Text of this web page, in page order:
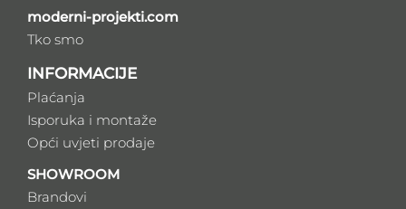
moderni-projekti.com
Tko smo
INFORMACIJE
Plaćanja
Isporuka i montaže
Opći uvjeti prodaje
SHOWROOM
Brandovi